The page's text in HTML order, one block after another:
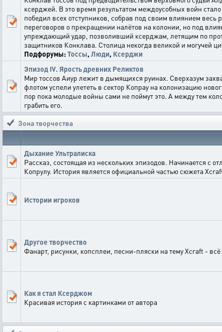
ксерджей. В это время результатом междоусобных войн
победил всех отступников, собрав под своим влиянием
переговоров о прекращении налётов на колонии, но под
упреждающий удар, позволивший ксерджам, летящим по
защитников Конклава. Столица некогда великой и могучей
Подфорумы:Тоссы, Люди, Ксерджи
Эпизод IV. Ярость древних Реликтов
Мир тоссов Аиур лежит в дымящихся руинах. Сверхазум
флотом успели улететь в сектор Копрау на колонизацию
пор пока молодые войны сами не поймут это. А между тем
грабить его.
Зона творчества
Дыхание Ультралиска
Рассказ, состоящая из нескольких эпизодов. Начинается с
Копрулу. История является официальной частью сюжета
Истории игроков
Другое творчество
Фанарт, рисунки, копсплеи, песни-пляски на тему Xcraft -
Как я стал Ксерджом
Красивая история с картинками от автора